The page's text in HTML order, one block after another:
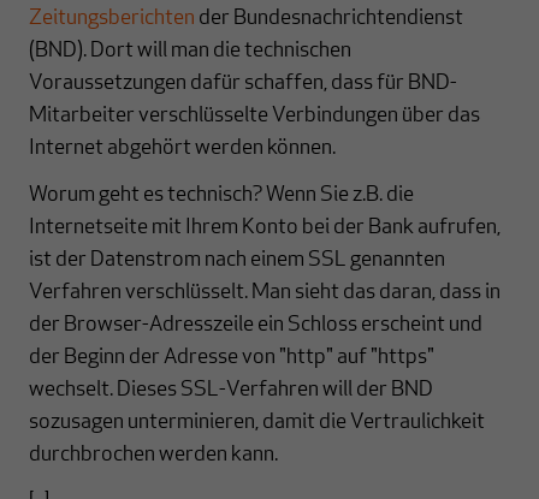
Zeitungsberichten der Bundesnachrichtendienst
(BND). Dort will man die technischen
Voraussetzungen dafür schaffen, dass für BND-
Mitarbeiter verschlüsselte Verbindungen über das
Internet abgehört werden können.
Worum geht es technisch? Wenn Sie z.B. die
Internetseite mit Ihrem Konto bei der Bank aufrufen,
ist der Datenstrom nach einem SSL genannten
Verfahren verschlüsselt. Man sieht das daran, dass in
der Browser-Adresszeile ein Schloss erscheint und
der Beginn der Adresse von "http" auf "https"
wechselt. Dieses SSL-Verfahren will der BND
sozusagen unterminieren, damit die Vertraulichkeit
durchbrochen werden kann.